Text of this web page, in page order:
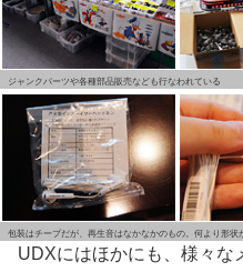
ジャンクパーツや各種部品販売なども行なわれている
包装はチープだが、再生音はなかなかのもの。何より形状
UDXにはほかにも、様々な